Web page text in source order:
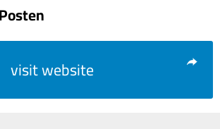
visit website